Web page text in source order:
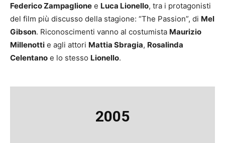
Federico Zampaglione e Luca Lionello, tra i protagonisti
del film più discusso della stagione: “The Passion”, di Mel
Gibson. Riconoscimenti vanno al costumista Maurizio
Millenotti e agli attori Mattia Sbragia, Rosalinda
Celentano e lo stesso Lionello.
2005